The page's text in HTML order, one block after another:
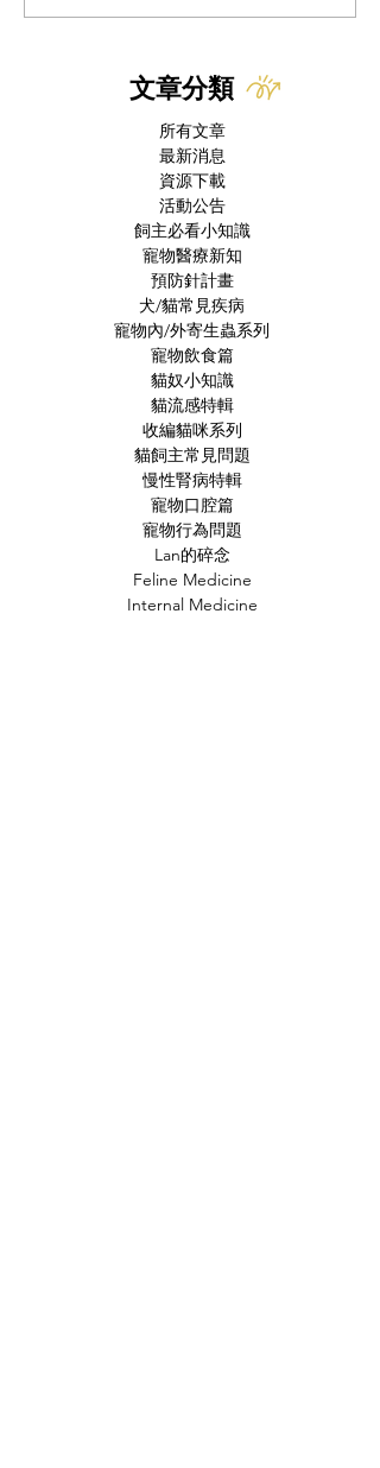
世界螺旋蠅病例 FDA緊急
文章分類
所有文章
最新消息
資源下載
活動公告
飼主必看小知識
寵物醫療新知
預防針計畫
犬/貓常見疾病
寵物內/外寄生蟲系列
寵物飲食篇
貓奴小知識
貓流感特輯
收編貓咪系列
貓飼主常見問題
慢性腎病特輯
寵物口腔篇
寵物行為問題
Lan的碎念
Feline Medicine
Internal Medicine